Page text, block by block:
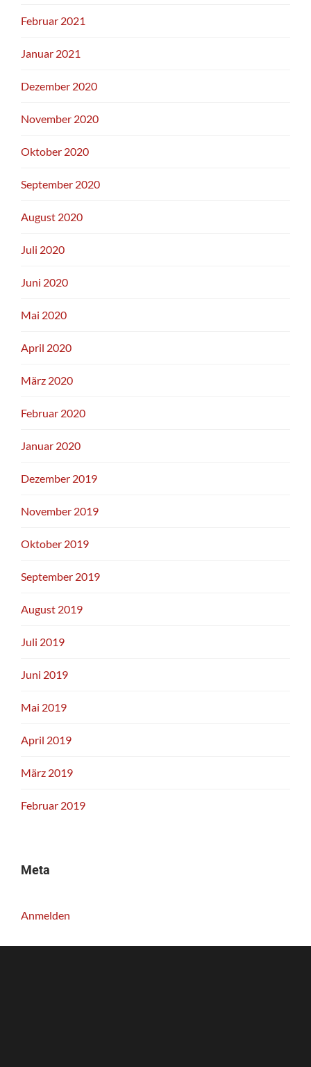
Februar 2021
Januar 2021
Dezember 2020
November 2020
Oktober 2020
September 2020
August 2020
Juli 2020
Juni 2020
Mai 2020
April 2020
März 2020
Februar 2020
Januar 2020
Dezember 2019
November 2019
Oktober 2019
September 2019
August 2019
Juli 2019
Juni 2019
Mai 2019
April 2019
März 2019
Februar 2019
Meta
Anmelden